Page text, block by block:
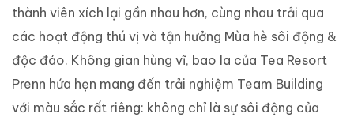
thành viên xích lại gần nhau hơn, cùng nhau trải qua
các hoạt động thú vị và tận hưởng Mùa hè sôi động &
độc đáo. Không gian hùng vĩ, bao la của Tea Resort
Prenn hứa hẹn mang đến trải nghiệm Team Building
với màu sắc rất riêng: không chỉ là sự sôi động của